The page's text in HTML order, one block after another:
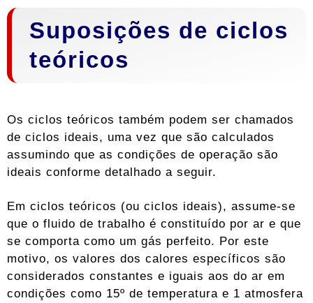
Suposições de ciclos
teóricos
Os ciclos teóricos também podem ser chamados
de ciclos ideais, uma vez que são calculados
assumindo que as condições de operação são
ideais conforme detalhado a seguir.
Em ciclos teóricos (ou ciclos ideais), assume-se
que o fluido de trabalho é constituído por ar e que
se comporta como um gás perfeito. Por este
motivo, os valores dos calores específicos são
considerados constantes e iguais aos do ar em
condições como 15º de temperatura e 1 atmosfera